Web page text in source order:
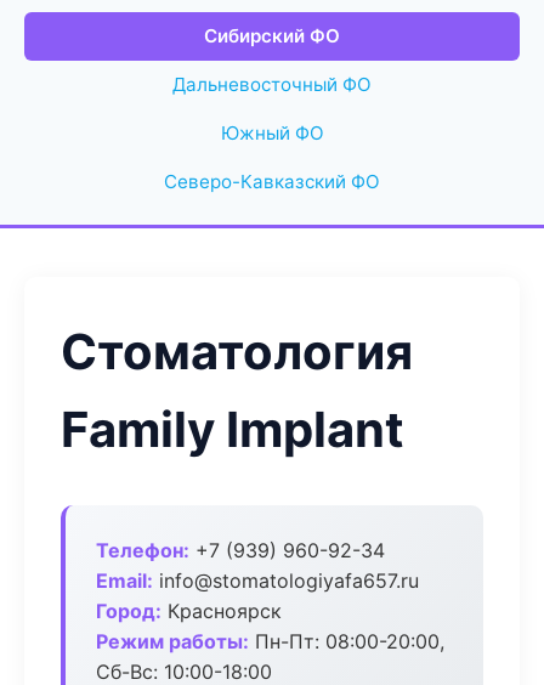
Сибирский ФО
Дальневосточный ФО
Южный ФО
Северо-Кавказский ФО
Стоматология
Family Implant
Телефон: +7 (939) 960-92-34
Email: info@stomatologiyafa657.ru
Город: Красноярск
Режим работы: Пн-Пт: 08:00-20:00,
Сб-Вс: 10:00-18:00